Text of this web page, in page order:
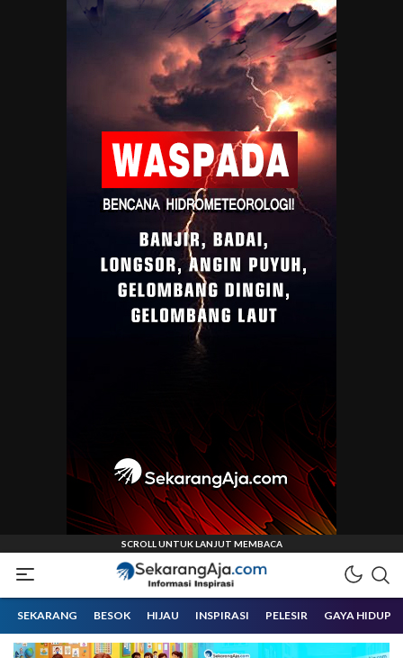
Sekarangaja
Informasi Inspirasi Malang Raya
SEKARANG BESOK HIJAU INSPIRASI PELESIR GAYA HIDUP